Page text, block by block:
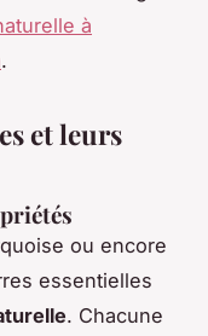
à
.
et leurs
ou encore
essentielles
. Chacune